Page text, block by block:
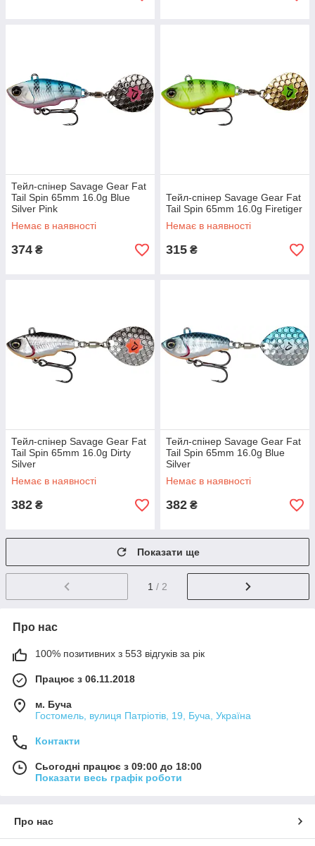
Тейл-спінер Savage Gear Fat
Tail Spin 65mm 16.0g Blue
Silver Pink
Немає в наявності
374 ₴
Тейл-спінер Savage Gear Fat
Tail Spin 65mm 16.0g Firetiger
Немає в наявності
315 ₴
Тейл-спінер Savage Gear Fat
Tail Spin 65mm 16.0g Dirty
Silver
Немає в наявності
382 ₴
Тейл-спінер Savage Gear Fat
Tail Spin 65mm 16.0g Blue
Silver
Немає в наявності
382 ₴
Показати ще
1 / 2
Про нас
100% позитивних з 553 відгуків за рік
Працює з 06.11.2018
м. Буча
Гостомель, вулиця Патріотів, 19, Буча, Україна
Контакти
Сьогодні працює з 09:00 до 18:00
Показати весь графік роботи
Про нас